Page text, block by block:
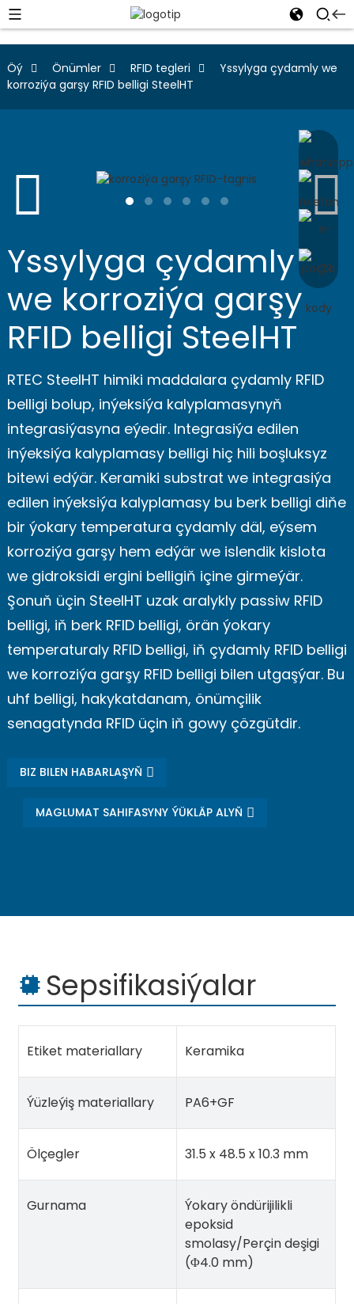
Öý Önümler RFID tegleri
Yssylyga çydamly we
korroziýa garşy RFID belligi SteelHT
Yssylyga çydamly
we korroziýa garşy
RFID belligi SteelHT
RTEC SteelHT himiki maddalara çydamly RFID
belligi bolup, inýeksiýa kalyplamasynyň
integrasiýasyna eýedir. Integrasiýa edilen
inýeksiýa kalyplamasy belligi hiç hili boşluksyz
bitewi edýär. Keramiki substrat we integrasiýa
edilen inýeksiýa kalyplamasy bu berk belligi diňe
bir ýokary temperatura çydamly däl, eýsem
korroziýa garşy hem edýär we islendik kislota
we gidroksidi ergini belligiň içine girmeýär.
Şonuň üçin SteelHT uzak aralykly passiw RFID
belligi, iň berk RFID belligi, örän ýokary
temperaturaly RFID belligi, iň çydamly RFID belligi
we korroziýa garşy RFID belligi bilen utgaşýar. Bu
uhf belligi, hakykatdanam, önümçilik
senagatynda RFID üçin iň gowy çözgütdir.
BIZ BILEN HABARLAŞYŇ
MAGLUMAT SAHIFASYNY ÝÜKLÄP ALYŇ
Sepsifikasiýalar
Etiket materiallary Keramika
Ýüzleýiş materiallary PA6+GF
Ölçegler 31.5 x 48.5 x 10.3 mm
Gurnama
Ýokary öndürijilikli
epoksid
smolasy/Perçin deşigi
(Φ4.0 mm)